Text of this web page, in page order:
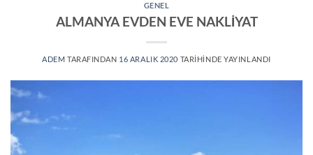
GENEL
ALMANYA EVDEN EVE NAKLİYAT
ADEM TARAFINDAN 16 ARALIK 2020 TARIHINDE YAYINLANDI